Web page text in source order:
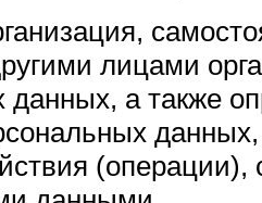
лицами
данных, а также